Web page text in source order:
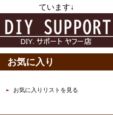
ています↓
お気に入り
お気に入りリストを見る